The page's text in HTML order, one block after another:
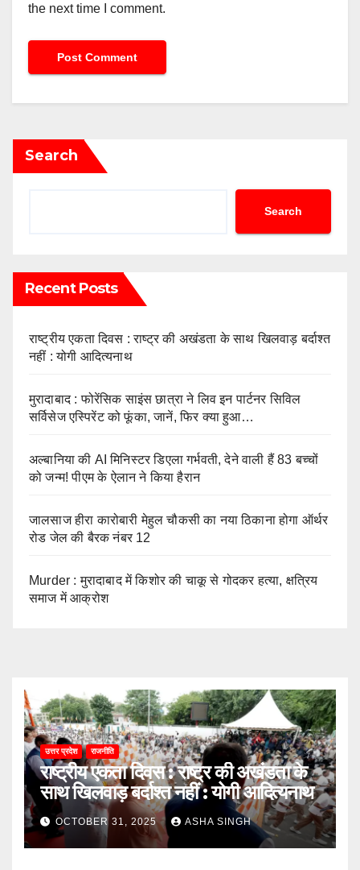
the next time I comment.
Search
Search
Recent Posts
राष्ट्रीय एकता दिवस : राष्ट्र की अखंडता के साथ खिलवाड़ बर्दाश्त
नहीं : योगी आदित्यनाथ
मुरादाबाद : फोरेंसिक साइंस छात्रा ने लिव इन पार्टनर सिविल
सर्विसेज एस्पिरेंट को फूंका, जानें, फिर क्या हुआ…
अल्बानिया की AI मिनिस्‍टर डिएला गर्भवती, देने वाली हैं 83 बच्चों
को जन्‍म! पीएम के ऐलान ने किया हैरान
जालसाज हीरा कारोबारी मेहुल चौकसी का नया ठिकाना होगा ऑर्थर
रोड जेल की बैरक नंबर 12
Murder : मुरादाबाद में किशोर की चाकू से गोदकर हत्या, क्षत्रिय
समाज में आक्रोश
उत्तर प्रदेश राजनीति
राष्ट्रीय एकता दिवस : राष्ट्र की अखंडता के
साथ खिलवाड़ बर्दाश्त नहीं : योगी आदित्यनाथ
OCTOBER 31, 2025 ASHA SINGH